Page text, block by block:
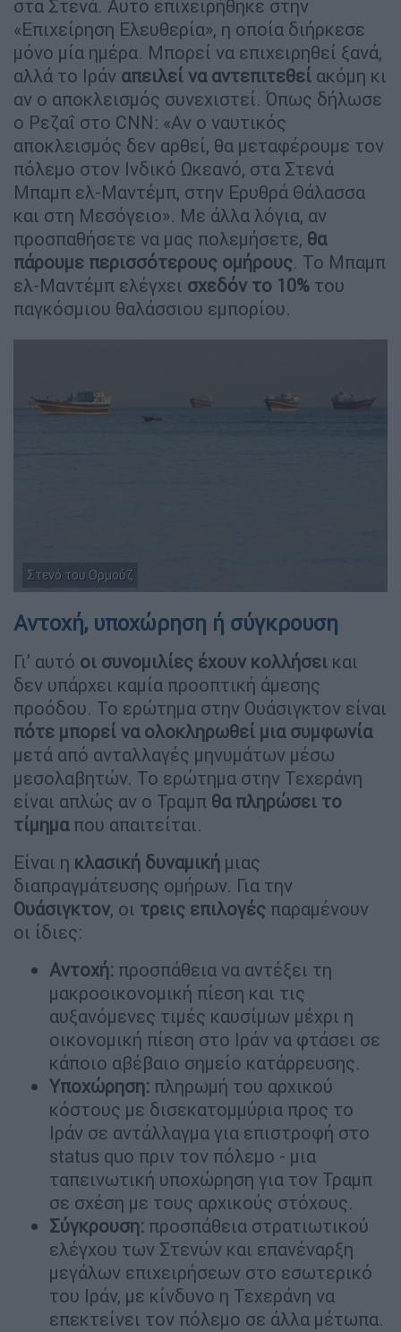
στα Στενά. Αυτό επιχειρήθηκε στην
«Επιχείρηση Ελευθερία», η οποία διήρκεσε
μόνο μία ημέρα. Μπορεί να επιχειρηθεί ξανά,
αλλά το Ιράν απειλεί να αντεπιτεθεί ακόμη κι
αν ο αποκλεισμός συνεχιστεί. Όπως δήλωσε
ο Ρεζαΐ στο CNN: «Αν ο ναυτικός
αποκλεισμός δεν αρθεί, θα μεταφέρουμε τον
πόλεμο στον Ινδικό Ωκεανό, στα Στενά
Μπαμπ ελ-Μαντέμπ, στην Ερυθρά Θάλασσα
και στη Μεσόγειο». Με άλλα λόγια, αν
προσπαθήσετε να μας πολεμήσετε, θα
πάρουμε περισσότερους ομήρους. Το Μπαμπ
ελ-Μαντέμπ ελέγχει σχεδόν το 10% του
παγκόσμιου θαλάσσιου εμπορίου.
Στενό του Ορμούζ
Αντοχή, υποχώρηση ή σύγκρουση
Γι’ αυτό οι συνομιλίες έχουν κολλήσει και
δεν υπάρχει καμία προοπτική άμεσης
προόδου. Το ερώτημα στην Ουάσιγκτον είναι
πότε μπορεί να ολοκληρωθεί μια συμφωνία
μετά από ανταλλαγές μηνυμάτων μέσω
μεσολαβητών. Το ερώτημα στην Τεχεράνη
είναι απλώς αν ο Τραμπ θα πληρώσει το
τίμημαπου απαιτείται.
Είναι η κλασική δυναμική μιας
διαπραγμάτευσης ομήρων. Για την
Ουάσιγκτον, οι τρεις επιλογές παραμένουν
οι ίδιες:
Αντοχή: προσπάθεια να αντέξει τη
μακροοικονομική πίεση και τις
αυξανόμενες τιμές καυσίμων μέχρι η
οικονομική πίεση στο Ιράν να φτάσει σε
κάποιο αβέβαιο σημείο κατάρρευσης.
Υποχώρηση: πληρωμή του αρχικού
κόστους με δισεκατομμύρια προς το
Ιράν σε αντάλλαγμα για επιστροφή στο
status quo πριν τον πόλεμο - μια
ταπεινωτική υποχώρηση για τον Τραμπ
σε σχέση με τους αρχικούς στόχους.
Σύγκρουση: προσπάθεια στρατιωτικού
ελέγχου των Στενών και επανέναρξη
μεγάλων επιχειρήσεων στο εσωτερικό
του Ιράν, με κίνδυνο η Τεχεράνη να
επεκτείνει τον πόλεμο σε άλλα μέτωπα.